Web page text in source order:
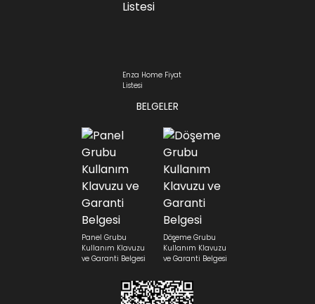
Enza Home Fiyat
Listesi
BELGELER
Panel Grubu
Kullanım Klavuzu
ve Garanti Belgesi
Döşeme Grubu
Kullanım Klavuzu
ve Garanti Belgesi